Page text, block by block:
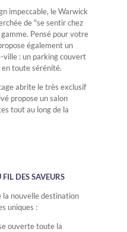
impeccable, le Warwick
de "se sentir chez
Pensé pour votre
également un
: un parking couvert
toute sérénité.
abrite le très exclusif
propose un salon
tout au long de la
DES SAVEURS
la nouvelle destination
uniques :
ouverte toute la